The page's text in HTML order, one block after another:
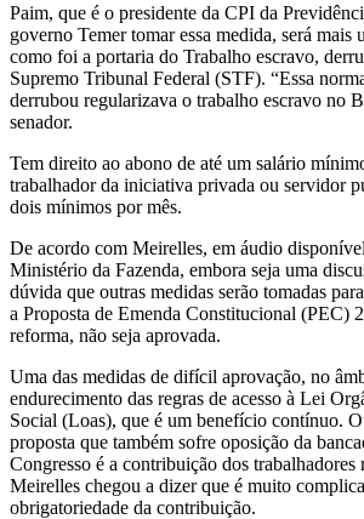
Paim, que é o presidente da CPI da
governo Temer tomar essa medida, será mais
como foi a portaria do Trabalho escravo,
Supremo Tribunal Federal (STF). “Essa
derrubou regularizava o trabalho escravo no
senador.
Tem direito ao abono de até um salário
trabalhador da iniciativa privada ou servidor
dois mínimos por mês.
De acordo com Meirelles, em áudio
Ministério da Fazenda, embora seja uma
dúvida que outras medidas serão tomadas
a Proposta de Emenda Constitucional (PEC)
reforma, não seja aprovada.
Uma das medidas de difícil aprovação, no
endurecimento das regras de acesso à Lei
Social (Loas), que é um benefício contínuo.
proposta que também sofre oposição da
Congresso é a contribuição dos trabalhadores
Meirelles chegou a dizer que é muito
obrigatoriedade da contribuição.